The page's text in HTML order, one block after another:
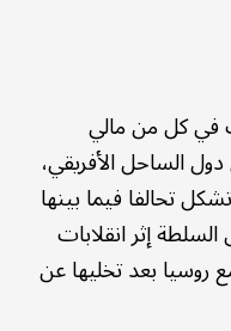
في كل من مالي
الساحل الأفريقي،
تحالفا فيما بينها
إثر انقلابات
وتقاربت مع روسيا بعد تخليها عن